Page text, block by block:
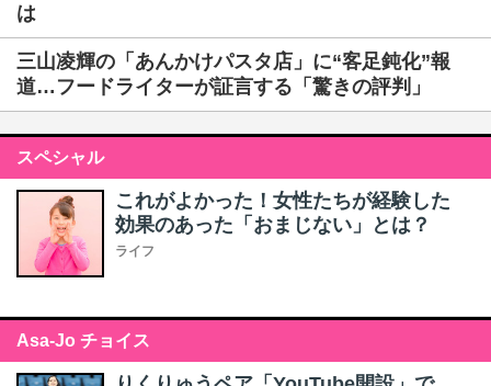
は
三山凌輝の「あんかけパスタ店」に“客足鈍化”報
道…フードライターが証言する「驚きの評判」
スペシャル
これがよかった！女性たちが経験した
効果のあった「おまじない」とは？
ライフ
Asa-Jo チョイス